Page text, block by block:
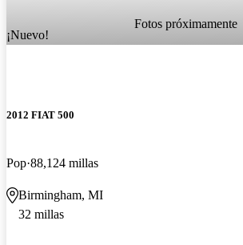
Fotos próximamente
¡Nuevo!
2012 FIAT 500
Pop 88,124 millas
Birmingham, MI
32 millas